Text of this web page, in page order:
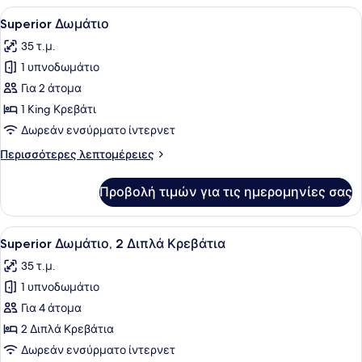
King
Κρεβάτι
Προβολή
όλων
των
φωτογραφιών
για
Superior
Δωμάτιο
Ένα δωμάτιο ξενοδοχείου με ένα
5
Superior Δωμάτιο
35 τ.μ.
1 υπνοδωμάτιο
Για 2 άτομα
1 King Κρεβάτι
Δωρεάν ενσύρματο ίντερνετ
Περισσότερες λεπτομέρειες
Περισσότερες
Δωμάτιο
Προβολή τιμών για τις ημερομηνίες σας
Προβολή
όλων
των
φωτογραφιών
για
Superior
Δωμάτιο,
Ένα δωμάτιο ξενοδοχείου με ένα
6
Superior Δωμάτιο, 2 Διπλά Κρεβάτια
35 τ.μ.
1 υπνοδωμάτιο
Για 4 άτομα
2 Διπλά Κρεβάτια
Δωρεάν ενσύρματο ίντερνετ